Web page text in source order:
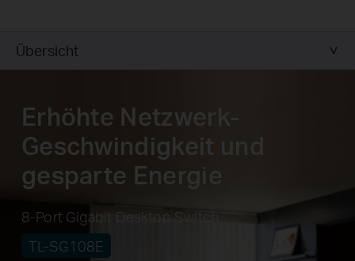
Übersicht
Erhöhte Netzwerk-
Geschwindigkeit und
gesparte Energie
8-Port Gigabit Desktop Switch
TL-SG108E